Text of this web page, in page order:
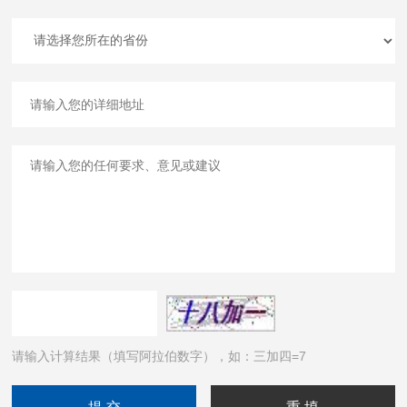
请输入计算结果（填写阿拉伯数字），如：三加四=7